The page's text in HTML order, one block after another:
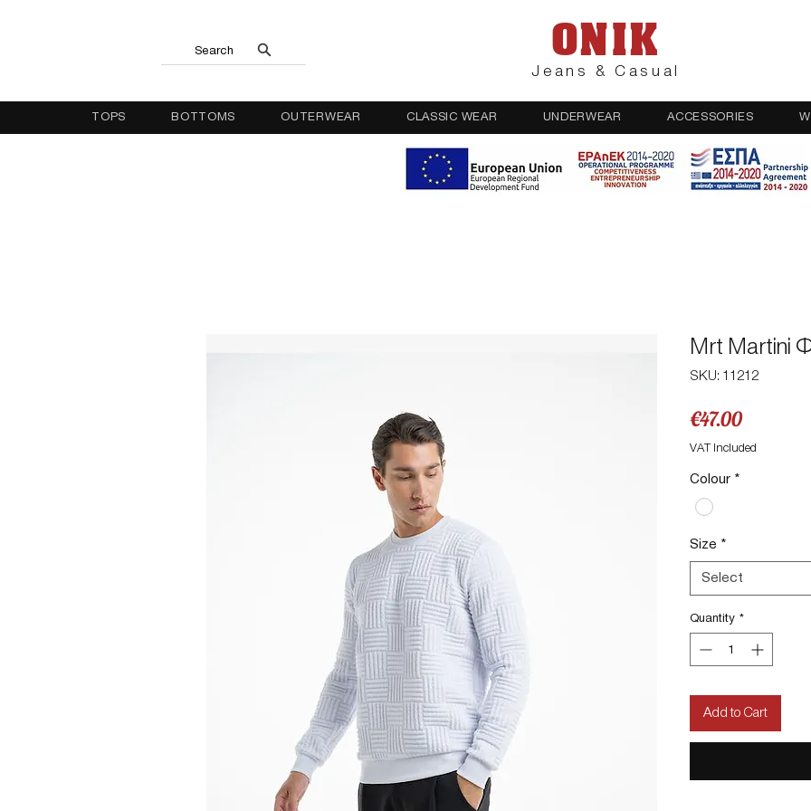
Search ONIK
Jeans & Casual
TOPS BOTTOMS OUTERWEAR CLASSIC WEAR UNDERWEAR ACCESSORIES
Mrt Martini
SKU: 11212
€47.00Price
VAT Included
Colour *
Size *
Select
Quantity *
Add to Cart